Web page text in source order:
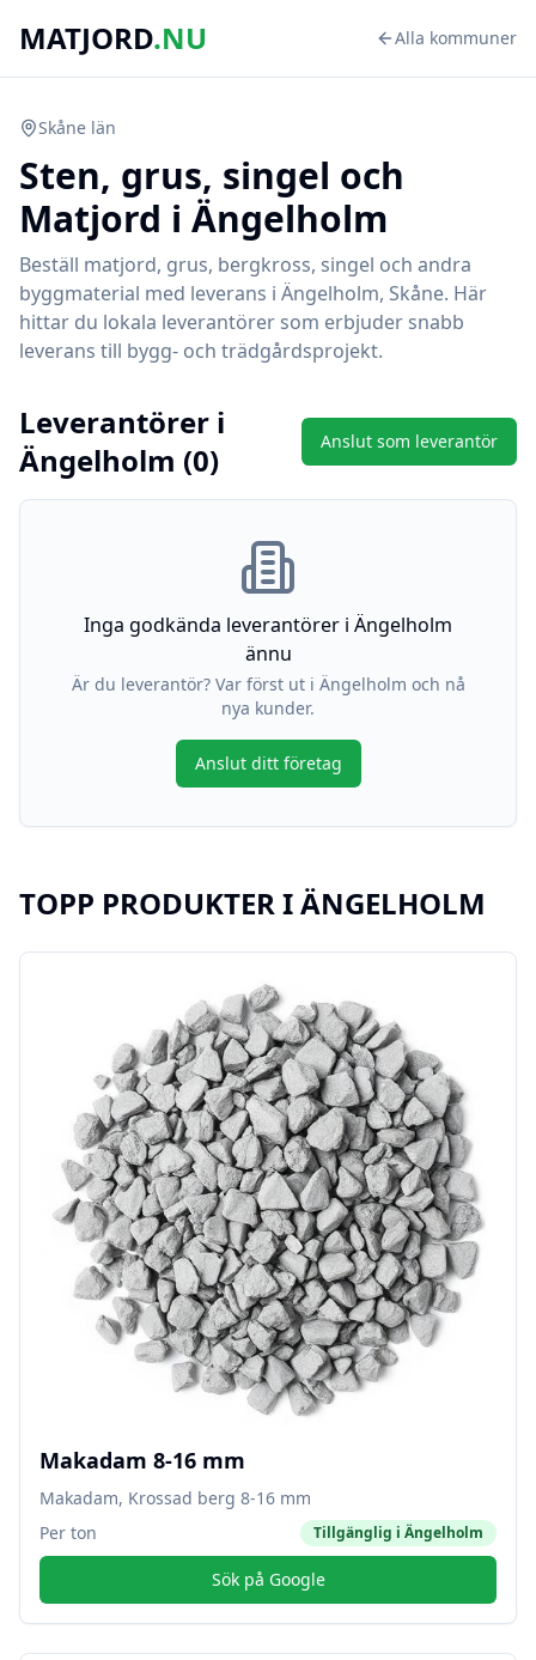
MATJORD.NU Alla kommuner
Skåne län
Sten, grus, singel och
Matjord i Ängelholm
Beställ matjord, grus, bergkross, singel och andra
byggmaterial med leverans i Ängelholm, Skåne. Här
hittar du lokala leverantörer som erbjuder snabb
leverans till bygg- och trädgårdsprojekt.
Leverantörer i
Ängelholm (0) Anslut som leverantör
Inga godkända leverantörer i Ängelholm
ännu
Är du leverantör? Var först ut i Ängelholm och nå
nya kunder.
Anslut ditt företag
TOPP PRODUKTER IÄNGELHOLM
Makadam 8-16 mm
Makadam, Krossad berg 8-16 mm
Per ton
Tillgänglig i Ängelholm
Sök på Google